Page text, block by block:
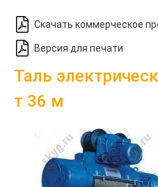
Скачать коммерческое
Версия для печати
Таль
т 36 м